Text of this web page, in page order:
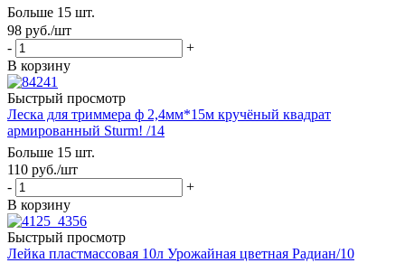
Больше 15 шт.
98 руб./шт
-
+
В корзину
Быстрый просмотр
Леска для триммера ф 2,4мм*15м кручёный квадрат
армированный Sturm! /14
Больше 15 шт.
110 руб./шт
-
+
В корзину
Быстрый просмотр
Лейка пластмассовая 10л Урожайная цветная Радиан/10